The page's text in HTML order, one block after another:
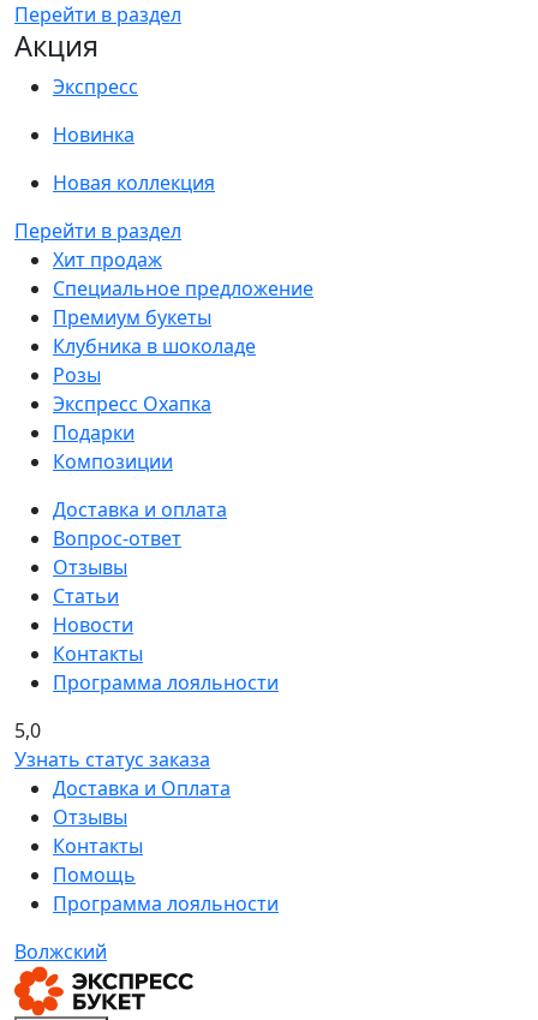
Перейти в раздел
Акция
Экспресс
Новинка
Новая коллекция
Перейти в раздел
Хит продаж
Специальное предложение
Премиум букеты
Клубника в шоколаде
Розы
Экспресс Охапка
Подарки
Композиции
Доставка и оплата
Вопрос-ответ
Отзывы
Статьи
Новости
Контакты
Программа лояльности
5,0
Узнать статус заказа
Доставка и Оплата
Отзывы
Контакты
Помощь
Программа лояльности
Волжский